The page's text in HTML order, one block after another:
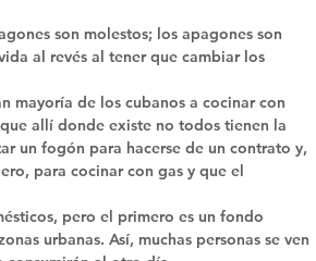
son molestos; los apagones son
al revés al tener que cambiar los
mayoría de los cubanos a cocinar con
allí donde existe no todos tienen la
un fogón para hacerse de un contrato y,
para cocinar con gas y que el
pero el primero es un fondo
urbanas. Así, muchas personas se ven